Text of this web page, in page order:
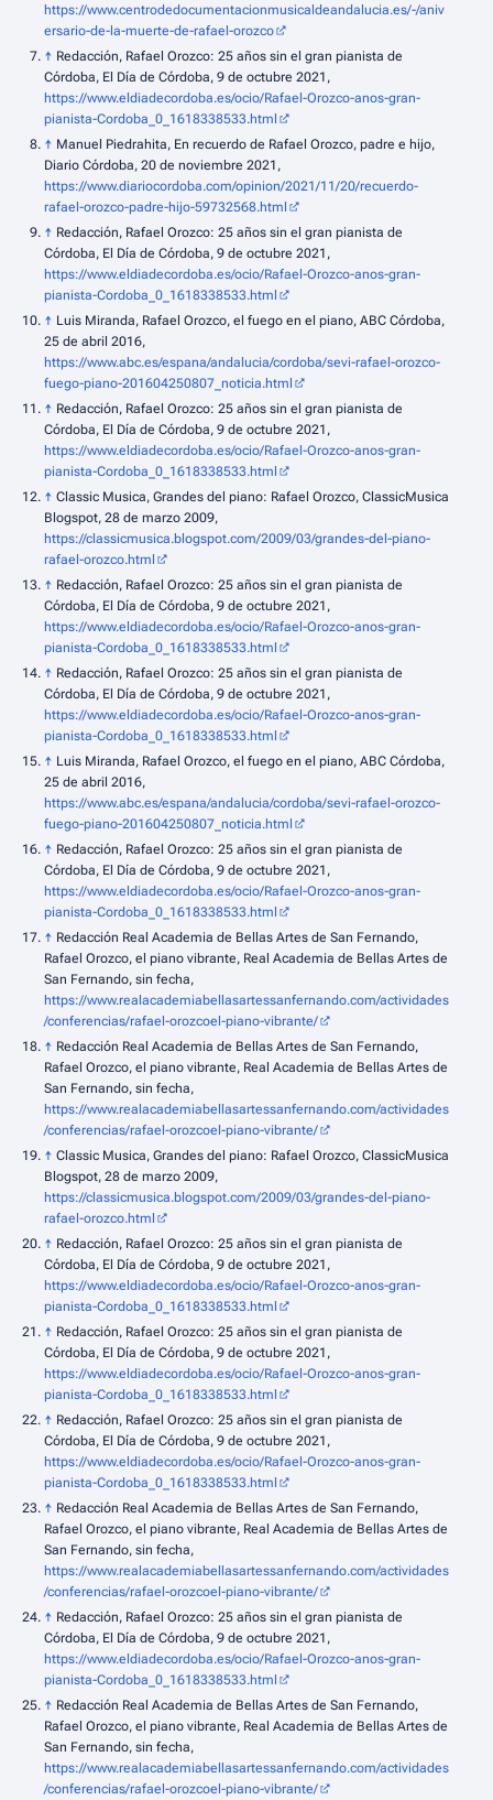
https://www.centrodedocumentacionmusicaldeandalucia.es/-/aniv
ersario-de-la-muerte-de-rafael-orozco
↑ Redacción, Rafael Orozco: 25 años sin el gran pianista de
Córdoba, El Día de Córdoba, 9 de octubre 2021,
https://www.eldiadecordoba.es/ocio/Rafael-Orozco-anos-gran-
pianista-Cordoba_0_1618338533.html
↑ Manuel Piedrahita, En recuerdo de Rafael Orozco, padre e hijo,
Diario Córdoba, 20 de noviembre 2021,
https://www.diariocordoba.com/opinion/2021/11/20/recuerdo-
rafael-orozco-padre-hijo-59732568.html
↑ Redacción, Rafael Orozco: 25 años sin el gran pianista de
Córdoba, El Día de Córdoba, 9 de octubre 2021,
https://www.eldiadecordoba.es/ocio/Rafael-Orozco-anos-gran-
pianista-Cordoba_0_1618338533.html
↑ Luis Miranda, Rafael Orozco, el fuego en el piano, ABC Córdoba,
25 de abril 2016,
https://www.abc.es/espana/andalucia/cordoba/sevi-rafael-orozco-
fuego-piano-201604250807_noticia.html
↑ Redacción, Rafael Orozco: 25 años sin el gran pianista de
Córdoba, El Día de Córdoba, 9 de octubre 2021,
https://www.eldiadecordoba.es/ocio/Rafael-Orozco-anos-gran-
pianista-Cordoba_0_1618338533.html
↑ Classic Musica, Grandes del piano: Rafael Orozco, ClassicMusica
Blogspot, 28 de marzo 2009,
https://classicmusica.blogspot.com/2009/03/grandes-del-piano-
rafael-orozco.html
↑ Redacción, Rafael Orozco: 25 años sin el gran pianista de
Córdoba, El Día de Córdoba, 9 de octubre 2021,
https://www.eldiadecordoba.es/ocio/Rafael-Orozco-anos-gran-
pianista-Cordoba_0_1618338533.html
↑ Redacción, Rafael Orozco: 25 años sin el gran pianista de
Córdoba, El Día de Córdoba, 9 de octubre 2021,
https://www.eldiadecordoba.es/ocio/Rafael-Orozco-anos-gran-
pianista-Cordoba_0_1618338533.html
↑ Luis Miranda, Rafael Orozco, el fuego en el piano, ABC Córdoba,
25 de abril 2016,
https://www.abc.es/espana/andalucia/cordoba/sevi-rafael-orozco-
fuego-piano-201604250807_noticia.html
↑ Redacción, Rafael Orozco: 25 años sin el gran pianista de
Córdoba, El Día de Córdoba, 9 de octubre 2021,
https://www.eldiadecordoba.es/ocio/Rafael-Orozco-anos-gran-
pianista-Cordoba_0_1618338533.html
↑ Redacción Real Academia de Bellas Artes de San Fernando,
Rafael Orozco, el piano vibrante, Real Academia de Bellas Artes de
San Fernando, sin fecha,
https://www.realacademiabellasartessanfernando.com/actividades
/conferencias/rafael-orozcoel-piano-vibrante/
↑ Redacción Real Academia de Bellas Artes de San Fernando,
Rafael Orozco, el piano vibrante, Real Academia de Bellas Artes de
San Fernando, sin fecha,
https://www.realacademiabellasartessanfernando.com/actividades
/conferencias/rafael-orozcoel-piano-vibrante/
↑ Classic Musica, Grandes del piano: Rafael Orozco, ClassicMusica
Blogspot, 28 de marzo 2009,
https://classicmusica.blogspot.com/2009/03/grandes-del-piano-
rafael-orozco.html
↑ Redacción, Rafael Orozco: 25 años sin el gran pianista de
Córdoba, El Día de Córdoba, 9 de octubre 2021,
https://www.eldiadecordoba.es/ocio/Rafael-Orozco-anos-gran-
pianista-Cordoba_0_1618338533.html
↑ Redacción, Rafael Orozco: 25 años sin el gran pianista de
Córdoba, El Día de Córdoba, 9 de octubre 2021,
https://www.eldiadecordoba.es/ocio/Rafael-Orozco-anos-gran-
pianista-Cordoba_0_1618338533.html
↑ Redacción, Rafael Orozco: 25 años sin el gran pianista de
Córdoba, El Día de Córdoba, 9 de octubre 2021,
https://www.eldiadecordoba.es/ocio/Rafael-Orozco-anos-gran-
pianista-Cordoba_0_1618338533.html
↑ Redacción Real Academia de Bellas Artes de San Fernando,
Rafael Orozco, el piano vibrante, Real Academia de Bellas Artes de
San Fernando, sin fecha,
https://www.realacademiabellasartessanfernando.com/actividades
/conferencias/rafael-orozcoel-piano-vibrante/
↑ Redacción, Rafael Orozco: 25 años sin el gran pianista de
Córdoba, El Día de Córdoba, 9 de octubre 2021,
https://www.eldiadecordoba.es/ocio/Rafael-Orozco-anos-gran-
pianista-Cordoba_0_1618338533.html
↑ Redacción Real Academia de Bellas Artes de San Fernando,
Rafael Orozco, el piano vibrante, Real Academia de Bellas Artes de
San Fernando, sin fecha,
https://www.realacademiabellasartessanfernando.com/actividades
/conferencias/rafael-orozcoel-piano-vibrante/